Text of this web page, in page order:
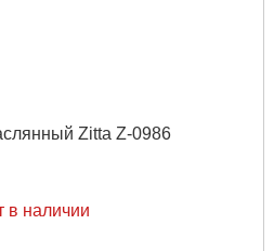
Zitta Z-0986
в наличии